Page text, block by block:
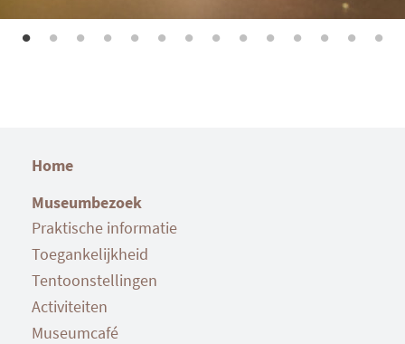
Home
Museumbezoek
Praktische informatie
Toegankelijkheid
Tentoonstellingen
Activiteiten
Museumcafé